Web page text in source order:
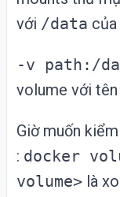
với /data
-v path:/
volume với
Giờ muốn
: docker
volume> là